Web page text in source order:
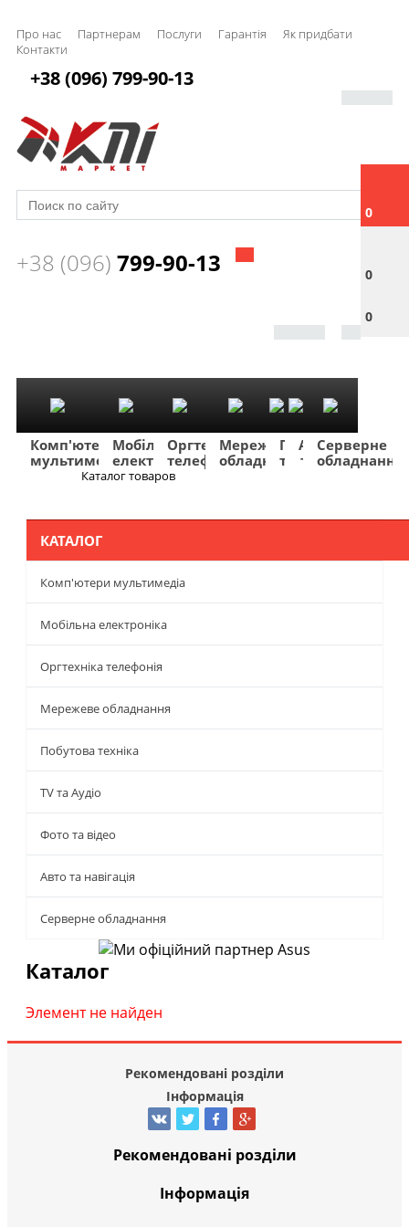
Про нас Партнерам Послуги Гарантія
Як придбати
Контакти
0
0
0
+38 (096) 799-90-13
+38 (096) 799-90-13
Комп'ютери
мультимедіа
Мобільна
електроніка
Оргтехніка
телефонія
Мережеве
обладнання
Побутова
техніка
TV
та
Фото
та
Авто
та
Серверне
обладнання
Каталог товаров
КАТАЛОГ
Комп'ютери мультимедіа
Мобільна електроніка
Оргтехніка телефонія
Мережеве обладнання
Побутова техніка
TV та Аудіо
Фото та відео
Авто та навігація
Серверне обладнання
Каталог
Элемент не найден
Рекомендовані розділи
Інформація
Рекомендовані розділи
Інформація